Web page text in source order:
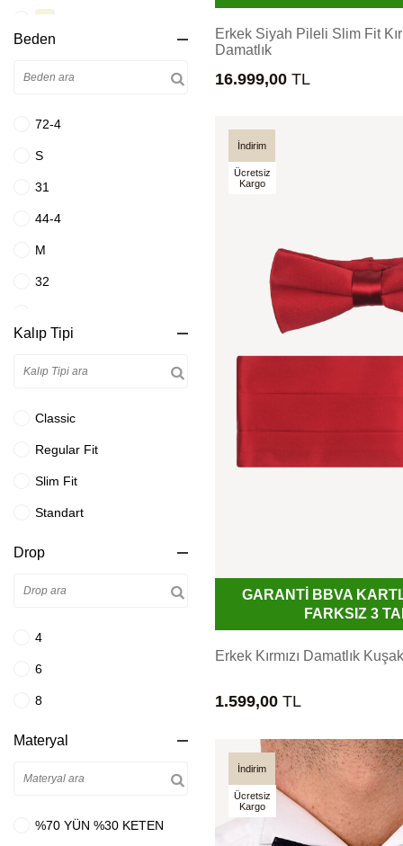
Beyaz Mavi
Füme
Fuşya Pembe
Gri
Gri Bej
Gri Kahve
Gri Lacivert
Kiremit
Beden
72-4
S
31
44-4
M
32
105
33
115
36
125
3XL
Kalıp Tipi
Classic
Regular Fit
Slim Fit
Standart
Drop
4
6
8
Materyal
%70 YÜN %30 KETEN
Erkek Siyah Pileli Slim Fit
Damatlık
16.999,00 TL
İndirim
Ücretsiz
Kargo
GARANTİ BBVA
FARKSIZ 3
Erkek Kırmızı Damatlık
1.599,00 TL
İndirim
Ücretsiz
Kargo